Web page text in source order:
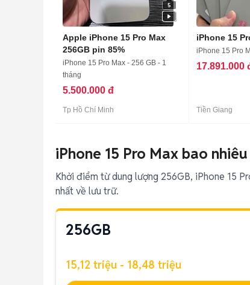
5
Apple iPhone 15 Pro Max
256GB pin 85%
iPhone 15 Pro Max - 256 GB - 1
tháng
5.500.000 đ
Tp Hồ Chí Minh
iPhone 15
iPhone 15 Pro
17.891.000
Tiền Giang
iPhone 15 Pro Max bao
Khởi điểm từ dung lượng 256GB, iPhone 15
nhất về lưu trữ.
256GB
15,12 triệu - 18,48 triệu